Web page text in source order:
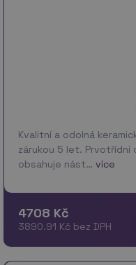
Kvalitní a odolná
zárukou 5 let. Prvotřídní
obsahuje nást… více
4708 Kč
3890.91 Kč bez DPH